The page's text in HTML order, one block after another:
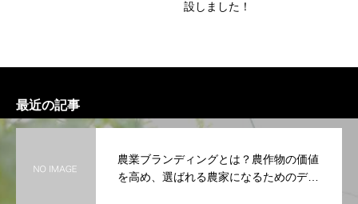
設しました！
最近の記事
農業ブランディングとは？農作物の価値
を高め、選ばれる農家になるためのデザ